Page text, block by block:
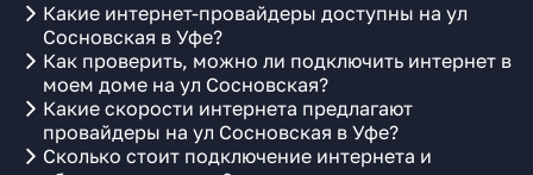
Какие интернет-провайдеры доступны на ул
Сосновская в Уфе?
Как проверить, можно ли подключить интернет в
моем доме на ул Сосновская?
Какие скорости интернета предлагают
провайдеры на ул Сосновская в Уфе?
Сколько стоит подключение интернета и